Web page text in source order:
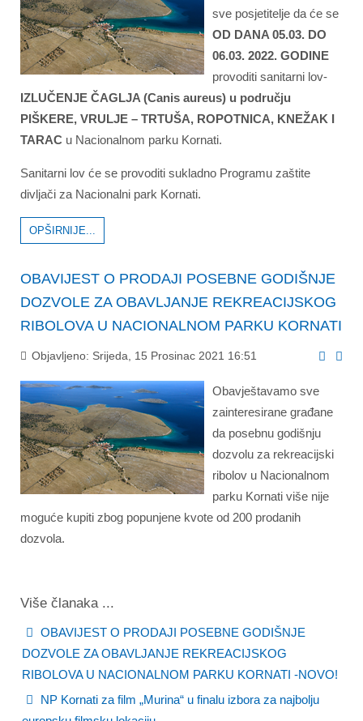
sve posjetitelje da će se
OD DANA 05.03. DO
06.03. 2022. GODINE
provoditi sanitarni lov-
IZLUČENJE ČAGLJA (Canis aureus) u području
PIŠKERE, VRULJE – TRTUŠA, ROPOTNICA, KNEŽAK I
TARAC u Nacionalnom parku Kornati.
Sanitarni lov će se provoditi sukladno Programu zaštite
divljači za Nacionalni park Kornati.
OPŠIRNIJE...
OBAVIJEST O PRODAJI POSEBNE GODIŠNJE
DOZVOLE ZA OBAVLJANJE REKREACIJSKOG
RIBOLOVA U NACIONALNOM PARKU KORNATI
Objavljeno: Srijeda, 15 Prosinac 2021 16:51
Obavještavamo sve
zainteresirane građane
da posebnu godišnju
dozvolu za rekreacijski
ribolov u Nacionalnom
parku Kornati više nije
moguće kupiti zbog popunjene kvote od 200 prodanih
dozvola.
Više članaka ...
OBAVIJEST O PRODAJI POSEBNE GODIŠNJE
DOZVOLE ZA OBAVLJANJE REKREACIJSKOG
RIBOLOVA U NACIONALNOM PARKU KORNATI -NOVO!
NP Kornati za film „Murina“ u finalu izbora za najbolju